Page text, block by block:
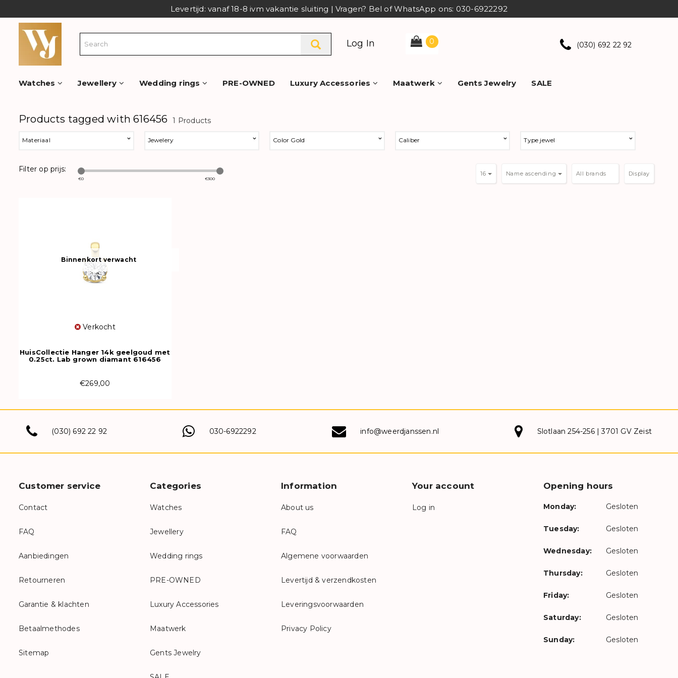
Levertijd: vanaf 18-8 ivm vakantie sluiting | Vragen? Bel of WhatsApp ons: 030-6922292
Log In 0 (030) 692 22 92
Watches Jewellery Wedding rings PRE-OWNED Luxury Accessories Maatwerk Gents Jewelry SALE
Products tagged with 616456 1 Products
Materiaal Jewelery Color Gold Caliber Type jewel
Filter op prijs:
€0 €300
Display
Name ascending
16
Binnenkort verwacht
Verkocht
HuisCollectie Hanger 14k geelgoud met
0.25ct. Lab grown diamant 616456
€269,00
(030) 692 22 92 030-6922292 info@weerdjanssen.nl Slotlaan 254-256 | 3701 GV Zeist
Customer service
Contact
FAQ
Aanbiedingen
Retourneren
Garantie & klachten
Betaalmethodes
Sitemap
Categories
Watches
Jewellery
Wedding rings
PRE-OWNED
Luxury Accessories
Maatwerk
Gents Jewelry
Information
About us
FAQ
Algemene voorwaarden
Levertijd & verzendkosten
Leveringsvoorwaarden
Privacy Policy
Your account
Log in
Opening hours
Monday: Gesloten
Tuesday: Gesloten
Wednesday: Gesloten
Thursday: Gesloten
Friday: Gesloten
Saturday: Gesloten
Sunday: Gesloten